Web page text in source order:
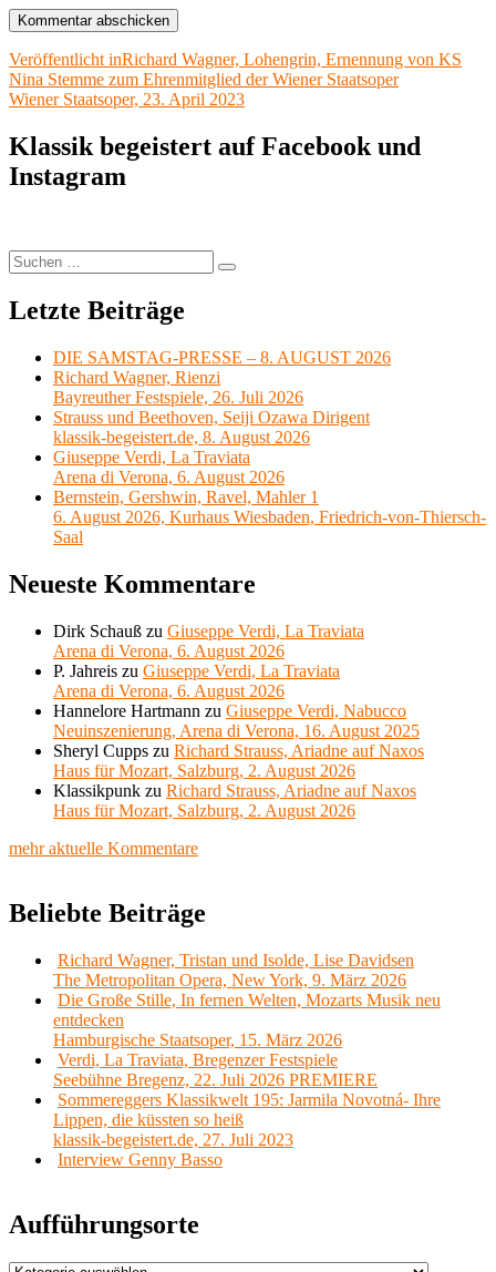
Beitragsnavigation
Veröffentlicht inRichard Wagner, Lohengrin, Ernennung von KS
Nina Stemme zum Ehrenmitglied der Wiener Staatsoper
Wiener Staatsoper, 23. April 2023
Klassik begeistert auf Facebook und
Instagram
Suchen
nach:
Suchen
Letzte Beiträge
DIE SAMSTAG-PRESSE – 8. AUGUST 2026
Richard Wagner, Rienzi
Bayreuther Festspiele, 26. Juli 2026
Strauss und Beethoven, Seiji Ozawa Dirigent
klassik-begeistert.de, 8. August 2026
Giuseppe Verdi, La Traviata
Arena di Verona, 6. August 2026
Bernstein, Gershwin, Ravel, Mahler 1
6. August 2026, Kurhaus Wiesbaden, Friedrich-von-Thiersch-
Saal
Neueste Kommentare
Dirk Schauß zu Giuseppe Verdi, La Traviata
Arena di Verona, 6. August 2026
P. Jahreis zu Giuseppe Verdi, La Traviata
Arena di Verona, 6. August 2026
Hannelore Hartmann zu Giuseppe Verdi, Nabucco
Neuinszenierung, Arena di Verona, 16. August 2025
Sheryl Cupps zu Richard Strauss, Ariadne auf Naxos
Haus für Mozart, Salzburg, 2. August 2026
Klassikpunk zu Richard Strauss, Ariadne auf Naxos
Haus für Mozart, Salzburg, 2. August 2026
mehr aktuelle Kommentare
Beliebte Beiträge
Richard Wagner, Tristan und Isolde, Lise Davidsen
The Metropolitan Opera, New York, 9. März 2026
Die Große Stille, In fernen Welten, Mozarts Musik neu
entdecken
Hamburgische Staatsoper, 15. März 2026
Verdi, La Traviata, Bregenzer Festspiele
Seebühne Bregenz, 22. Juli 2026 PREMIERE
Sommereggers Klassikwelt 195: Jarmila Novotná- Ihre
Lippen, die küssten so heiß
klassik-begeistert.de, 27. Juli 2023
Interview Genny Basso
Aufführungsorte